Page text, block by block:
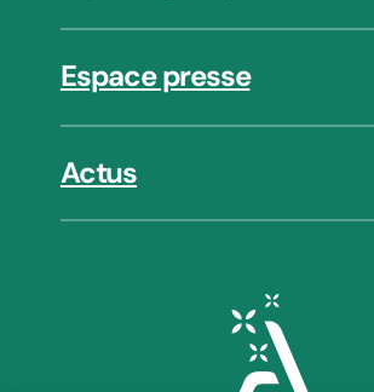
Espace presse
Actus